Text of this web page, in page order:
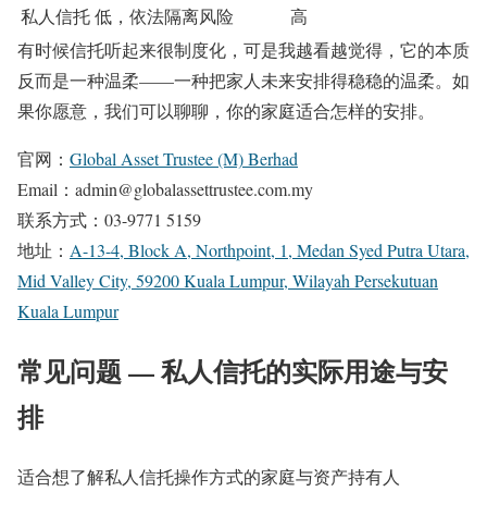
私人信托低，依法隔离风险
高
有时候信托听起来很制度化，可是我越看越觉得，它的本质
反而是一种温柔——一种把家人未来安排得稳稳的温柔。如
果你愿意，我们可以聊聊，你的家庭适合怎样的安排。
官网： Global Asset Trustee (M) Berhad
Email：admin@globalassettrustee.com.my
联系方式：03-9771 5159
地址： A-13-4, Block A, Northpoint, 1, Medan Syed Putra Utara,
Mid Valley City, 59200 Kuala Lumpur, Wilayah Persekutuan
Kuala Lumpur
常见问题 — 私人信托的实际用途与安
排
适合想了解私人信托操作方式的家庭与资产持有人